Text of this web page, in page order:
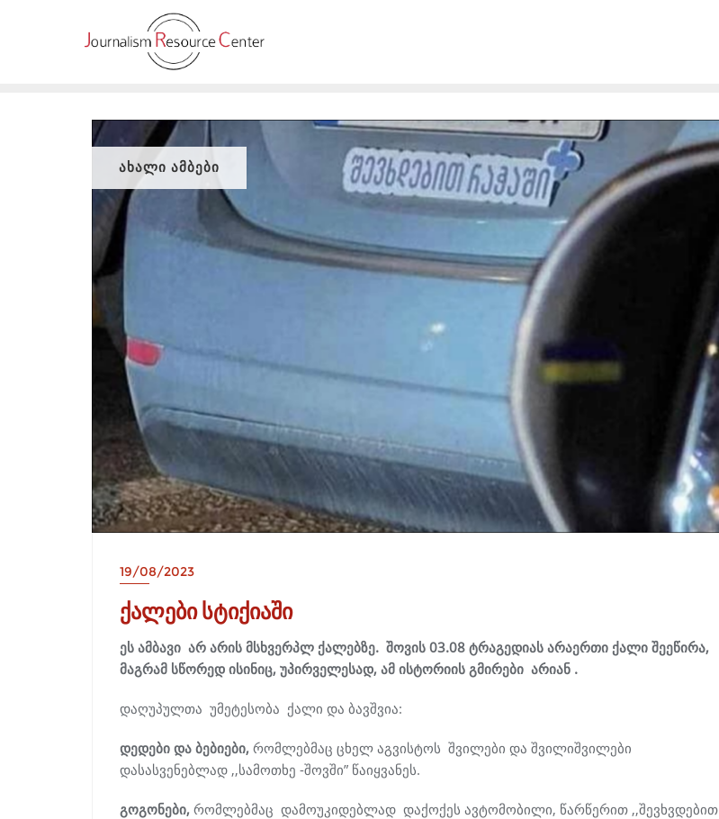
ᲐᲮᲐᲚᲘ ᲐᲛᲑᲔᲑᲘ
19/08/2023
ქალები სტიქიაში
ეს ამბავი არ არის მსხვერპლ ქალებზე. შოვის 03.08 ტრაგედიას არაერთი ქალი შეეწირა,
მაგრამ სწორედ ისინიც, უპირველესად, ამ ისტორიის გმირები არიან .
დაღუპულთა უმეტესობა ქალი და ბავშვია:
დედები და ბებიები, რომლებმაც ცხელ აგვისტოს შვილები და შვილიშვილები
დასასვენებლად ,,სამოთხე -შოვში” წაიყვანეს.
გოგონები, რომლებმაც დამოუკიდებლად დაქოქეს ავტომობილი, წარწერით ,,შევხვდებით